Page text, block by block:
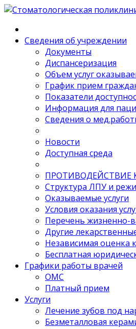
Сведения об учреждении
Документы
Диспансеризация
Объем услуг
График прием
Показатели
Информация для
Сведения о
Новости
Доступная среда
ПРОТИВОДЕЙСТВИЕ
Структура ЛПУ и
Оказываемые услуги
Условия оказания
Перечень жизненно-
Другие
Независимая оценка
Бесплатная
Графики работы врачей
ОМС
Платный прием
Услуги
Лечение зубов под
Безметалловая